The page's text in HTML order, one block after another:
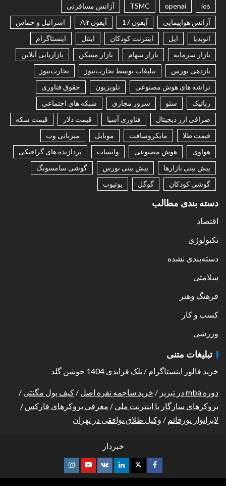
ios
openai
TSMC
آژانس مسافرتی
آژانس هواپیمایی
آیفون 17 آیفون Air
اسرائیل و حماس
انویدیا
اپل اینترنت کودکان اینتل
اینستاگرام
بازار سرمایه
بازار سهام بازار مسکن
بازاریابی آنلاین
بازدهی بورس
تبلیغات توسط تجارت‌نیوز
تجارت‌نیوز
تراشه های هوش مصنوعی
تلویزیون
حقوق فناوری
رباتیک
سئو سرور مجازی
شبکه های اجتماعی
صرافی ارز دیجیتال
فناوری آسیا قیمت دلار
قیمت سکه
قیمت طلا
مایکروسافت موبایل
میزبانی وب
هواوی
هوش مصنوعی واتساپ
پردازنده های گرافیکی
پیش بینی بازارها
پیش بینی بورس
گوشی سامسونگ
گوشی کودکان
گوگل یوتیوب
دسته بندی مطالب
اقتصاد
تکنولوژی
دسته‌بندی نشده
سلامتی
فرهنگ وهنر
کسب و کار
ورزشی
تبلیغات متنی
خرید فالور اینستاگرام / بلک فرایدی 1404 جوشن گلد
دوره mba در تبریز / خرید ساچمه نقره اصل / کیف پول مگنتی /
بروکرهای سازگار با اینترنت ملی / معرفی بروکرهای فارکس /
لابراتوار نورقائم / وکیل طلاق توافقی در تهران
خبردار